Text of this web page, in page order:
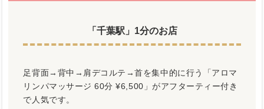
「千葉駅」1分のお店
足背面→背中→肩デコルテ→首を集中的に行う「アロマ
リンパマッサージ 60分 ¥6,500」がアフターティー付き
で人気です。